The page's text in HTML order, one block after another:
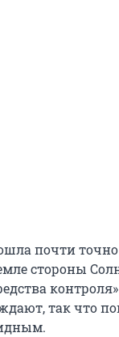
почти точно
стороны
так что